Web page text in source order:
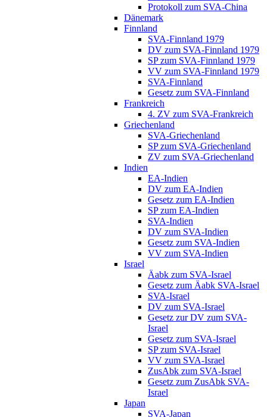
Protokoll zum SVA-China
Dänemark
Finnland
SVA-Finnland 1979
DV zum SVA-Finnland 1979
SP zum SVA-Finnland 1979
VV zum SVA-Finnland 1979
SVA-Finnland
Gesetz zum SVA-Finnland
Frankreich
4. ZV zum SVA-Frankreich
Griechenland
SVA-Griechenland
SP zum SVA-Griechenland
ZV zum SVA-Griechenland
Indien
EA-Indien
DV zum EA-Indien
Gesetz zum EA-Indien
SP zum EA-Indien
SVA-Indien
DV zum SVA-Indien
Gesetz zum SVA-Indien
VV zum SVA-Indien
Israel
Äabk zum SVA-Israel
Gesetz zum Äabk SVA-Israel
SVA-Israel
DV zum SVA-Israel
Gesetz zur DV zum SVA-
Israel
Gesetz zum SVA-Israel
SP zum SVA-Israel
VV zum SVA-Israel
ZusAbk zum SVA-Israel
Gesetz zum ZusAbk SVA-
Israel
Japan
SVA-Japan